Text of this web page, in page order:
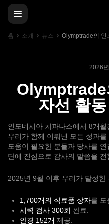
홈 소개 뉴스 Olymptrade의 인
2026
Olymptrade
자선 활
인도네시아 치파나스에서 8개월
우리가 함께 이뤄낸 모든 성과
도움이 필요한 분들과 당사를 연
단에 진심으로 감사의 말씀을 전
2025년 9월 이후 우리가 달성한
1,700개의 식료품 상자를 도
시력 검사 300회 완료.
안경 152개 제공.